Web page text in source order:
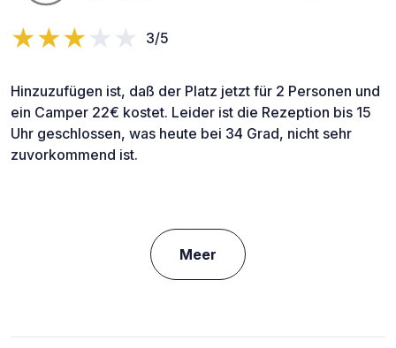
3/5
Hinzuzufügen ist, daß der Platz jetzt für 2 Personen und
ein Camper 22€ kostet. Leider ist die Rezeption bis 15
Uhr geschlossen, was heute bei 34 Grad, nicht sehr
zuvorkommend ist.
Meer